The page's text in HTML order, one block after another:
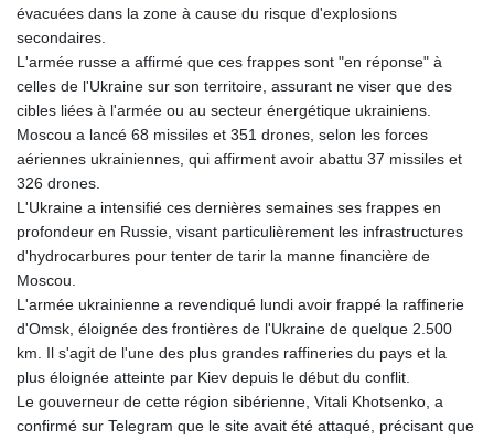
évacuées dans la zone à cause du risque d'explosions
secondaires.
L'armée russe a affirmé que ces frappes sont "en réponse" à
celles de l'Ukraine sur son territoire, assurant ne viser que des
cibles liées à l'armée ou au secteur énergétique ukrainiens.
Moscou a lancé 68 missiles et 351 drones, selon les forces
aériennes ukrainiennes, qui affirment avoir abattu 37 missiles et
326 drones.
L'Ukraine a intensifié ces dernières semaines ses frappes en
profondeur en Russie, visant particulièrement les infrastructures
d'hydrocarbures pour tenter de tarir la manne financière de
Moscou.
L'armée ukrainienne a revendiqué lundi avoir frappé la raffinerie
d'Omsk, éloignée des frontières de l'Ukraine de quelque 2.500
km. Il s'agit de l'une des plus grandes raffineries du pays et la
plus éloignée atteinte par Kiev depuis le début du conflit.
Le gouverneur de cette région sibérienne, Vitali Khotsenko, a
confirmé sur Telegram que le site avait été attaqué, précisant que